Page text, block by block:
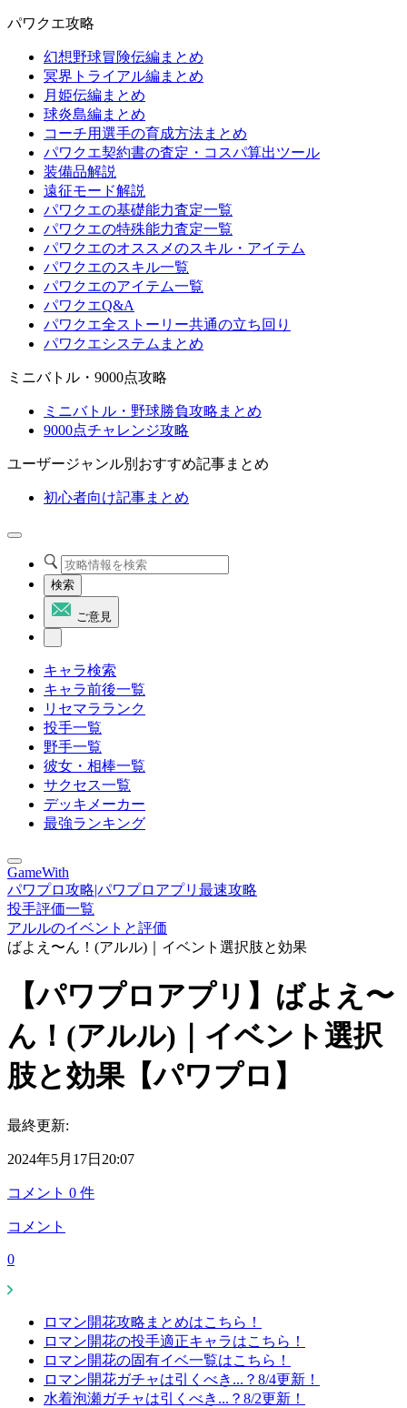
パワクエ攻略
幻想野球冒険伝編まとめ
冥界トライアル編まとめ
月姫伝編まとめ
球炎島編まとめ
コーチ用選手の育成方法まとめ
パワクエ契約書の査定・コスパ算出ツール
装備品解説
遠征モード解説
パワクエの基礎能力査定一覧
パワクエの特殊能力査定一覧
パワクエのオススメのスキル・アイテム
パワクエのスキル一覧
パワクエのアイテム一覧
パワクエQ&A
パワクエ全ストーリー共通の立ち回り
パワクエシステムまとめ
ミニバトル・9000点攻略
ミニバトル・野球勝負攻略まとめ
9000点チャレンジ攻略
ユーザージャンル別おすすめ記事まとめ
初心者向け記事まとめ
検索
ご意見
キャラ検索
キャラ前後一覧
リセマラランク
投手一覧
野手一覧
彼女・相棒一覧
サクセス一覧
デッキメーカー
最強ランキング
GameWith
パワプロ攻略|パワプロアプリ最速攻略
投手評価一覧
アルルのイベントと評価
ばよえ〜ん！(アルル)｜イベント選択肢と効果
【パワプロアプリ】ばよえ〜
ん！(アルル)｜イベント選択
肢と効果【パワプロ】
最終更新:
2024年5月17日20:07
コメント 0 件
コメント
0
ロマン開花攻略まとめはこちら！
ロマン開花の投手適正キャラはこちら！
ロマン開花の固有イベ一覧はこちら！
ロマン開花ガチャは引くべき...？8/4更新！
水着泡瀬ガチャは引くべき...？8/2更新！